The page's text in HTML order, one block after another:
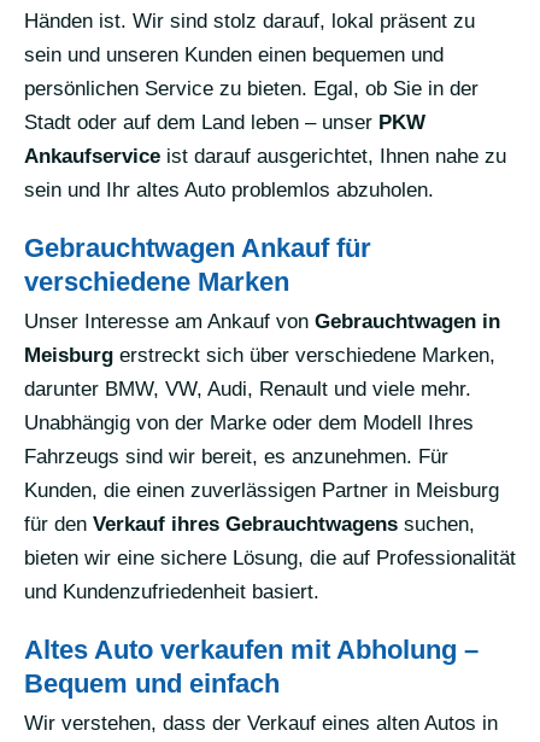
Händen ist. Wir sind stolz darauf, lokal präsent zu
sein und unseren Kunden einen bequemen und
persönlichen Service zu bieten. Egal, ob Sie in der
Stadt oder auf dem Land leben – unser PKW
Ankaufservice ist darauf ausgerichtet, Ihnen nahe zu
sein und Ihr altes Auto problemlos abzuholen.
Gebrauchtwagen Ankauf für
verschiedene Marken
Unser Interesse am Ankauf von Gebrauchtwagen in
Meisburg erstreckt sich über verschiedene Marken,
darunter BMW, VW, Audi, Renault und viele mehr.
Unabhängig von der Marke oder dem Modell Ihres
Fahrzeugs sind wir bereit, es anzunehmen. Für
Kunden, die einen zuverlässigen Partner in Meisburg
für den Verkauf ihres Gebrauchtwagens suchen,
bieten wir eine sichere Lösung, die auf Professionalität
und Kundenzufriedenheit basiert.
Altes Auto verkaufen mit Abholung –
Bequem und einfach
Wir verstehen, dass der Verkauf eines alten Autos in